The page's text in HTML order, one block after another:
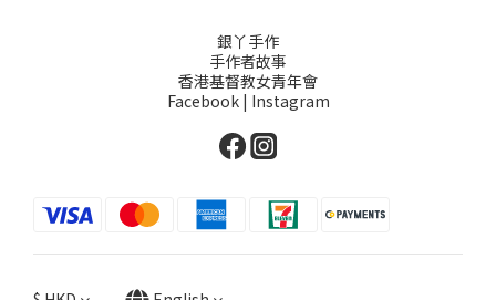
銀丫手作
手作者故事
香港基督教女青年會
Facebook | Instagram